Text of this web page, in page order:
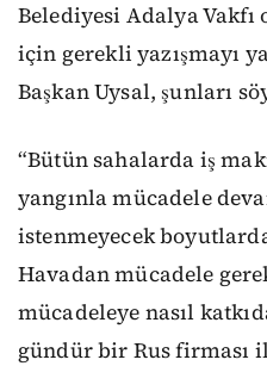
Belediyesi Adalya
için gerekli yazışmayı
Başkan Uysal, şunları
“Bütün sahalarda iş
yangınla mücadele
istenmeyecek
Havadan mücadele
mücadeleye nasıl
gündür bir Rus firması